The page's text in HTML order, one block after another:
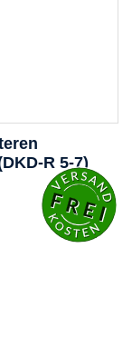
R 5-7)